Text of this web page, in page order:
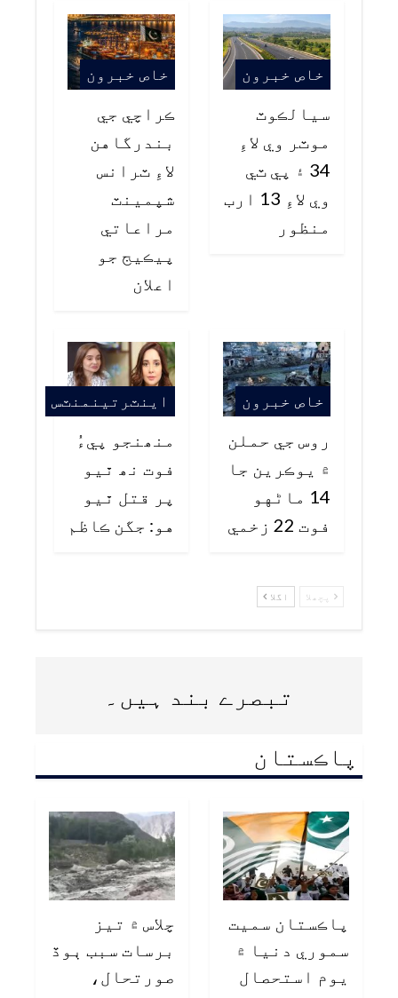
خاص خبرون
سيالڪوٽ
موٽر وي لاءِ
34 ۽ پي ٽي
وي لاءِ 13 ارب
منظور
خاص خبرون
ڪراچي جي
بندرگاهن
لاءِ ٽرانس
شپمينٽ
مراعاتي
پيڪيج جو
اعلان
خاص خبرون
روس جي حملن
۾ يوڪرين جا
14 ماڻهو
فوت 22 زخمي
اينٽرتينمنٽس
منھنجو پيءُ
فوت نھ ٿيو
پر قتل ٿيو
هو: جگن ڪاظم
پچھلا اگلا
تبصرے بند ہیں۔
پاڪستان
پاڪستان سميت
سموري دنيا ۾
يوم استحصال
چلاس ۾ تيز
برسات سبب ٻوڏ
صورتحال،